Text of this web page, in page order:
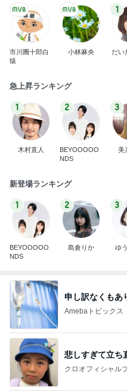
市川團十郎白
猿
小林麻央
1
だい
急上昇ランキング
1
木村直人
2
BEYOOOOO
NDS
3
美
新登場ランキング
1
BEYOOOOO
NDS
2
島倉りか
3
ゆ
申し訳なくもあ
Amebaトピックス
悲しすぎて立ち
クロオフィシャル